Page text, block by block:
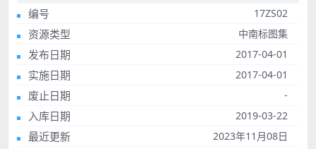
编号
17ZS02
资源类型 中南标图集
发布日期 2017-04-01
实施日期 2017-04-01
废止日期 -
入库日期 2019-03-22
最近更新 2023年11月08日